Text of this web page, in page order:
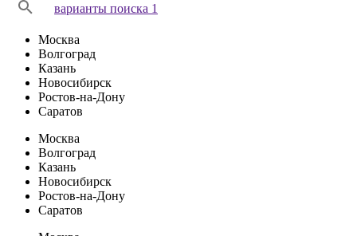
варианты поиска 1
Москва
Волгоград
Казань
Новосибирск
Ростов-на-Дону
Саратов
Москва
Волгоград
Казань
Новосибирск
Ростов-на-Дону
Саратов